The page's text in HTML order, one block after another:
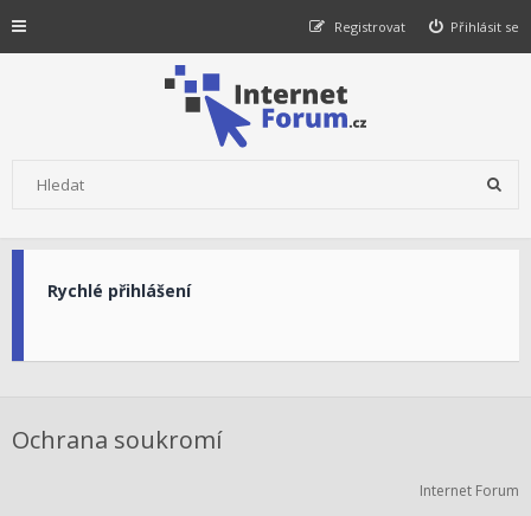
Přihlásit se
Registrovat
Rychlé přihlášení
Ochrana soukromí
Internet Forum